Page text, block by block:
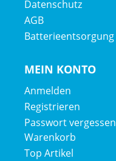
Datenschutz
AGB
Batterieentsorgung
MEIN KONTO
Anmelden
Registrieren
Passwort vergessen
Warenkorb
Top Artikel